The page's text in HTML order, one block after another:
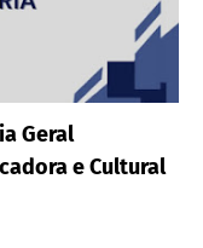
Geral
e Cultural